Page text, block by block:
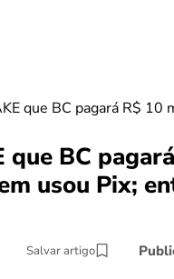
que BC pagará R$
que BC
usou Pix;
Salvar artigo